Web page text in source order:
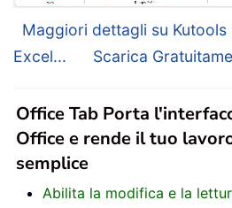
Maggiori dettagli su Kutools
Excel...
Scarica
Office Tab Porta
Office e rende il tuo
semplice
Abilita la modifica e la